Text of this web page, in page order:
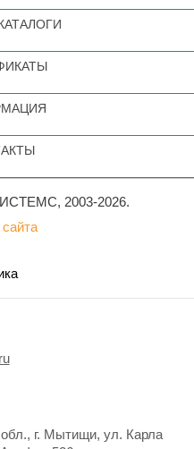
2003-2026.
г. Мытищи, ул. Карла